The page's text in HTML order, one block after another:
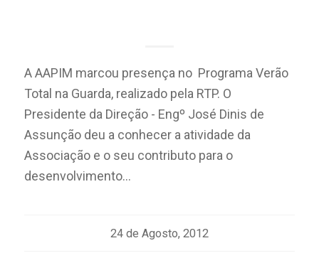
A AAPIM marcou presença no Programa Verão
Total na Guarda, realizado pela RTP. O
Presidente da Direção - Engº José Dinis de
Assunção deu a conhecer a atividade da
Associação e o seu contributo para o
desenvolvimento…
24 de Agosto, 2012